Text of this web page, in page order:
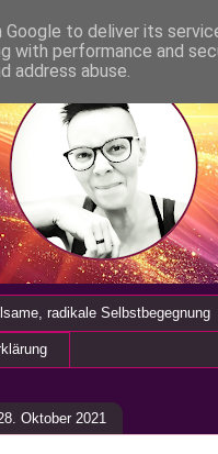
radikale Selbstbegegnung
Oktober 2021
to deliver its
with performance and
address abuse.